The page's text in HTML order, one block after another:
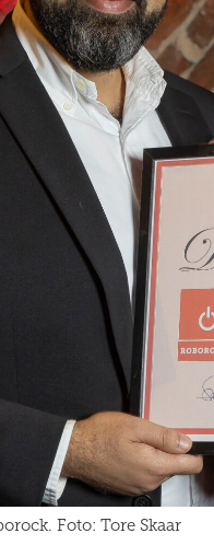
Foto: Tore Skaar